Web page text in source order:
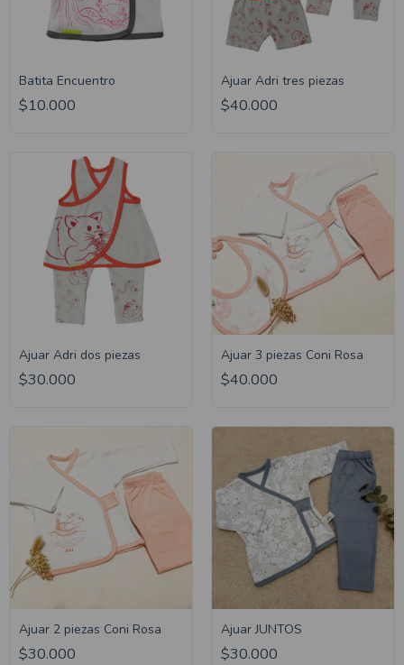
Batita Encuentro
$10.000
Ajuar Adri tres piezas
$40.000
Ajuar Adri dos piezas
$30.000
Ajuar 3 piezas Coni Rosa
$40.000
Ajuar 2 piezas Coni Rosa
$30.000
Ajuar JUNTOS
$30.000